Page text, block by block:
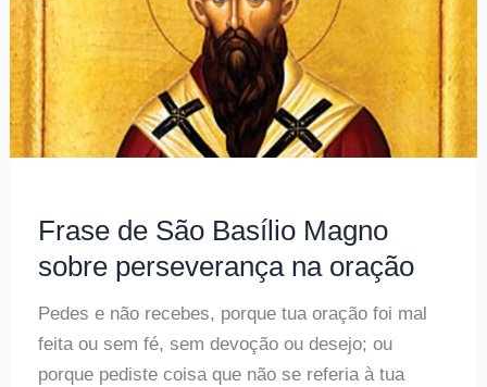
contra
o
pecado
Frase de São Basílio Magno
sobre perseverança na oração
Pedes e não recebes, porque tua oração foi mal
feita ou sem fé, sem devoção ou desejo; ou
porque pediste coisa que não se referia à tua